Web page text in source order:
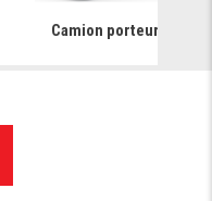
Camion porteur